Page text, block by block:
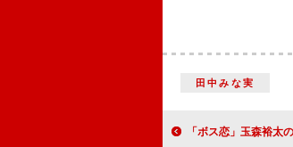
田中みな実
「ボス恋」玉森裕太の“子犬顔”に